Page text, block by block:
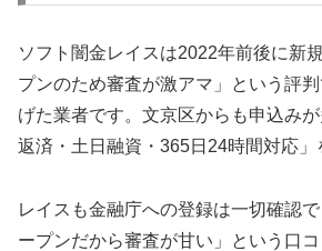
ソフト闇金レイスは2022年前後に新
プンのため審査が激アマ」という評
げた業者です。文京区からも申込み
返済・土日融資・365日24時間対応」
レイスも金融庁への登録は一切確認
ープンだから審査が甘い」という口